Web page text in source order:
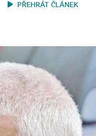
PŘEHRÁT ČLÁNEK